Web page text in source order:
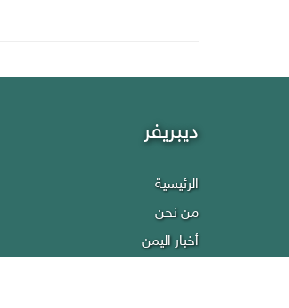
ديبريفر
الرئيسية
من نحن
أخبار اليمن